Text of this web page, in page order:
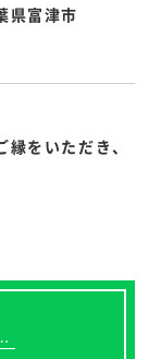
県富津市
をいただき、